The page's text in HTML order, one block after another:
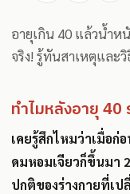
อายุเกิน 40 แล้วน้ำห
จริง! รู้ทันสาเหตุและ
ทำไมหลังอายุ
เคยรู้สึกไหมว่าเมื่อก่
ดมหอมเจียวก็ขึ้นมา
ปกติของร่างกายที่เ